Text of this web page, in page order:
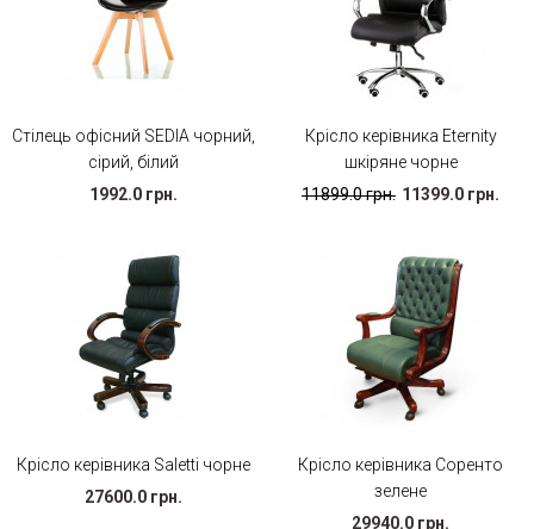
Стілець офісний SEDIA чорний,
сірий, білий
1992.0 грн.
Крісло керівника Eternity
шкіряне чорне
11899.0 грн. 11399.0 грн.
Крісло керівника Saletti чорне
27600.0 грн.
Крісло керівника Соренто
зелене
29940.0 грн.